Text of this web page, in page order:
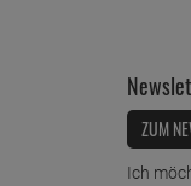
ZUM
Ich